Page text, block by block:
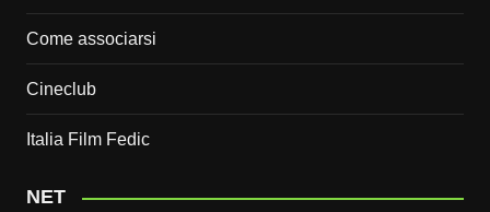
Come associarsi
Cineclub
Italia Film Fedic
NET